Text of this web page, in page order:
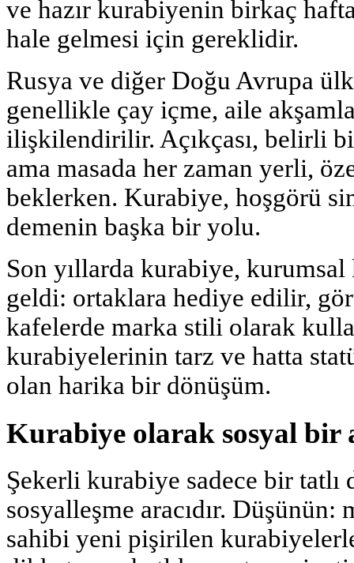
ve hazır kurabiyenin birkaç
hale gelmesi için gereklidir.
Rusya ve diğer Doğu Avrupa
genellikle çay içme, aile
ilişkilendirilir. Açıkçası, belirli
ama masada her zaman yerli,
beklerken. Kurabiye, hoşgörü
demenin başka bir yolu.
Son yıllarda kurabiye,
geldi: ortaklara hediye edilir,
kafelerde marka stili olarak
kurabiyelerinin tarz ve hatta
olan harika bir dönüşüm.
Kurabiye olarak sosyal bir
Şekerli kurabiye sadece bir tatlı
sosyalleşme aracıdır.
sahibi yeni pişirilen